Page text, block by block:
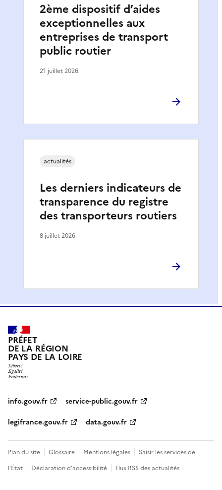
2ème dispositif d’aides
exceptionnelles aux
entreprises de transport
public routier
21 juillet 2026
Les derniers indicateurs de
transparence du registre
des transporteurs routiers
actualités
8 juillet 2026
PRÉFET
DE LA RÉGION
PAYS DE LA LOIRE
info.gouv.fr
service-public.gouv.fr
legifrance.gouv.fr
data.gouv.fr
Plan du site Glossaire Mentions légales
Saisir les services de
l’État
Déclaration d’accessibilité Flux RSS des actualités